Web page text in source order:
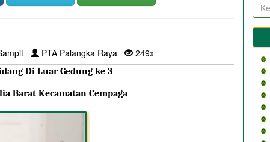
PTA Palangka Raya 249x
Di Luar Gedung ke 3
Barat Kecamatan Cempaga